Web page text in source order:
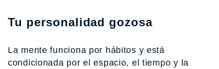
Tu personalidad gozosa
La mente funciona por hábitos y está
condicionada por el espacio, el tiempo y la